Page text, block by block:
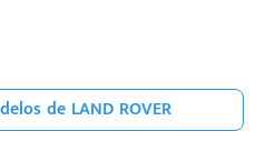
de LAND ROVER